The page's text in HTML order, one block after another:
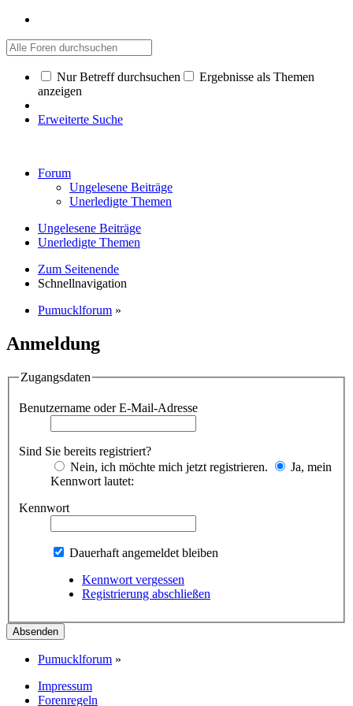
Nur Betreff durchsuchen
Ergebnisse als Themen
anzeigen
Erweiterte Suche
Forum
Ungelesene Beiträge
Unerledigte Themen
Ungelesene Beiträge
Unerledigte Themen
Zum Seitenende
Schnellnavigation
Pumucklforum »
Anmeldung
Zugangsdaten
Benutzername oder E-Mail-Adresse
Sind Sie bereits registriert?
Nein, ich möchte mich jetzt registrieren.
Ja, mein
Kennwort lautet:
Kennwort
Dauerhaft angemeldet bleiben
Kennwort vergessen
Registrierung abschließen
Pumucklforum »
Impressum
Forenregeln